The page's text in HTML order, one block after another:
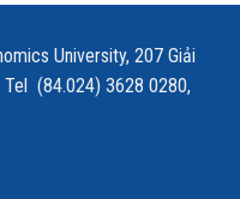
University, 207 Giải
Tel (84.024) 3628 0280,